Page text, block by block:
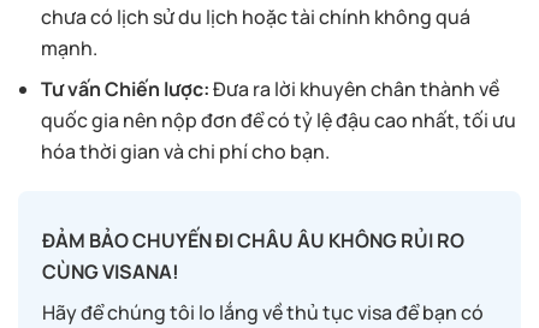
chưa có lịch sử du lịch hoặc tài chính không quá
mạnh.
Tư vấn Chiến lược:Đưa ra lời khuyên chân thành về
quốc gia nên nộp đơn để có tỷ lệ đậu cao nhất, tối ưu
hóa thời gian và chi phí cho bạn.
ĐẢM BẢO CHUYẾN ĐI CHÂU ÂU KHÔNG RỦI RO
CÙNG VISANA!
Hãy để chúng tôi lo lắng về thủ tục visa để bạn có